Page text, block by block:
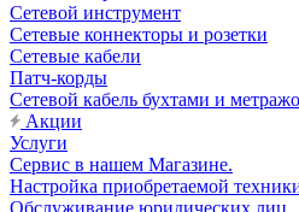
Сетевой инструмент
Сетевые коннекторы и розетки
Сетевые кабели
Патч-корды
Сетевой кабель бухтами и
Акции
Услуги
Сервис в нашем Магазине.
Настройка приобретаемой
Обслуживание юридических лиц.